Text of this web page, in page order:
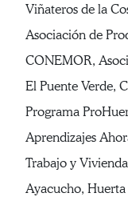
Viñateros de la
Asociación de
CONEMOR,
El Puente Verde,
Programa
Aprendizajes
Trabajo y
Ayacucho,